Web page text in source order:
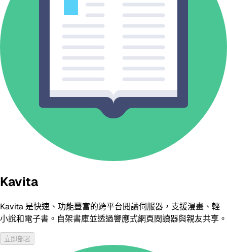
Kavita
Kavita 是快速、功能豐富的跨平台閱讀伺服器，支援漫畫、輕
小說和電子書。自架書庫並透過響應式網頁閱讀器與親友共享。
立即部署